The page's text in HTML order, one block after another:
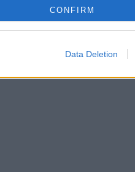
CONFIRM
Data Deletion